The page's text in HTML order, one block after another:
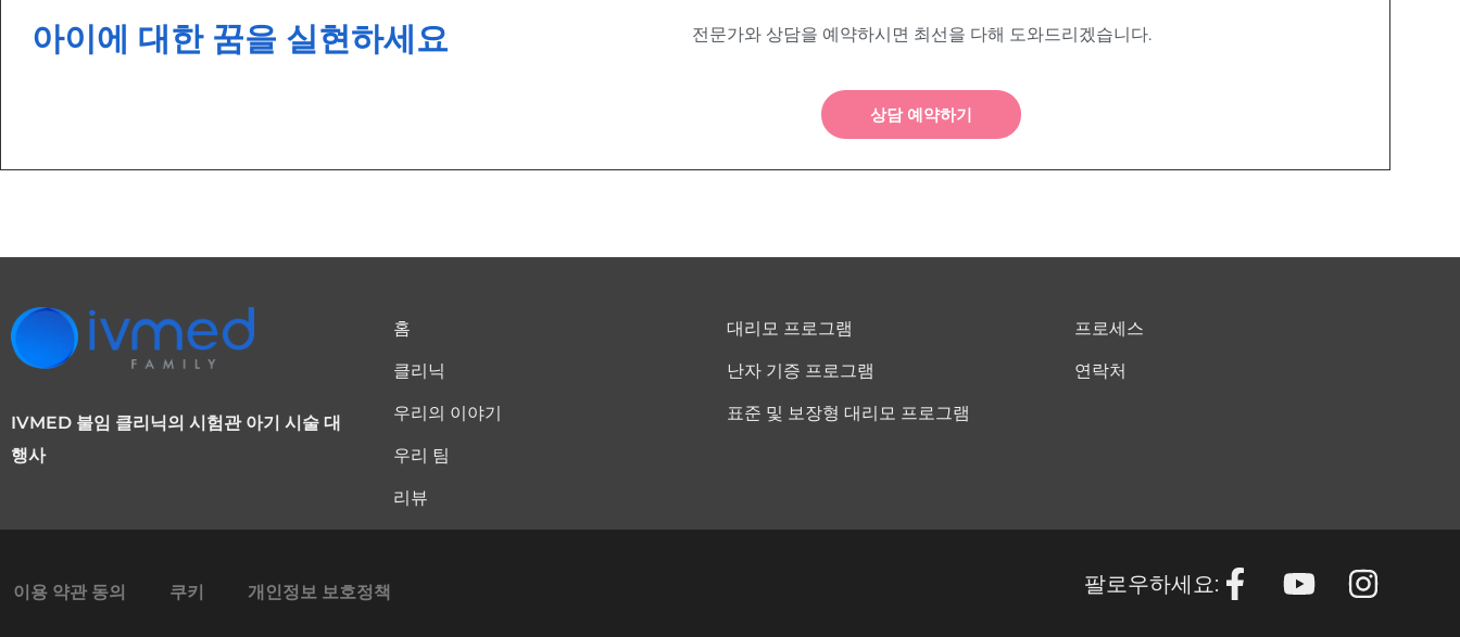
아이에 대한 꿈을 실현하세요 전문가와 상담을 예약하시면 최선을 다해 도와드리겠습니다.
상담 예약하기
IVMED 불임 클리닉의 시험관 아기 시술 대
행사
홈
클리닉
우리의 이야기
우리 팀
리뷰
대리모 프로그램
난자 기증 프로그램
표준 및 보장형 대리모 프로그램
프로세스
연락처
이용 약관 동의 쿠키 개인정보 보호정책 팔로우하세요: